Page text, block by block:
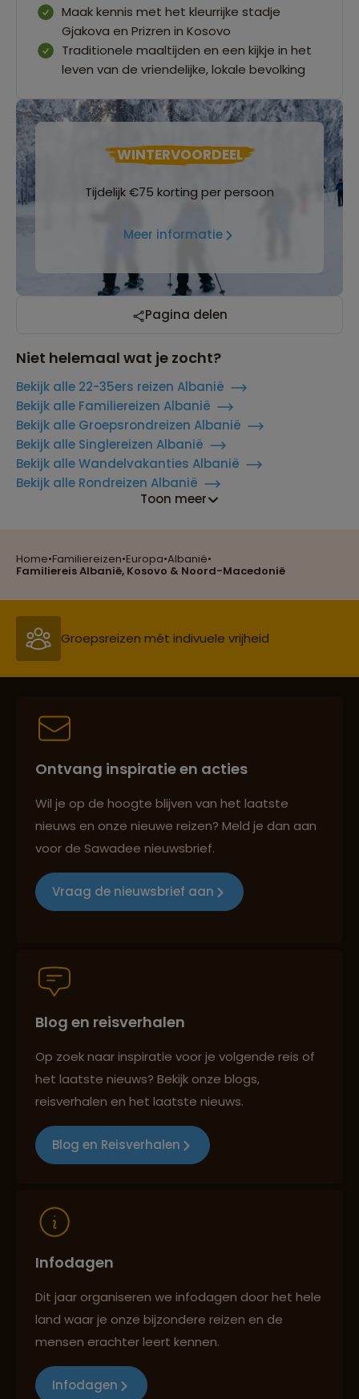
Home•Familiereizen•Europa•Albanië•
Familiereis Albanië, Kosovo & Noord-Macedonië
Maak kennis met het kleurrijke stadje
Gjakova en Prizren in Kosovo
Traditionele maaltijden en een kijkje in het
leven van de vriendelijke, lokale bevolking
WINTERVOORDEEL
Tijdelijk €75 korting per persoon
Meer informatie
Pagina delen
Niet helemaal wat je zocht?
Bekijk alle 22-35ers reizen Albanië
Bekijk alle Familiereizen Albanië
Bekijk alle Groepsrondreizen Albanië
Bekijk alle Singlereizen Albanië
Bekijk alle Wandelvakanties Albanië
Bekijk alle Rondreizen Albanië
Toon meer
Reizen met oog voor mens, cultuur en milieu
Groepsreizen mét indivuele vrijheid
Persoonlijk en deskundig reisadvies
Reizen met oog voor mens, cultuur en milieu
Persoonlijk en deskundig reisadvies
Best beoordeelde reisroutes
Ontvang inspiratie en acties
Wil je op de hoogte blijven van het laatste
nieuws en onze nieuwe reizen? Meld je dan aan
voor de Sawadee nieuwsbrief.
Vraag de nieuwsbrief aan
Blog en reisverhalen
Op zoek naar inspiratie voor je volgende reis of
het laatste nieuws? Bekijk onze blogs,
reisverhalen en het laatste nieuws.
Blog en Reisverhalen
Infodagen
Dit jaar organiseren we infodagen door het hele
land waar je onze bijzondere reizen en de
mensen erachter leert kennen.
Infodagen